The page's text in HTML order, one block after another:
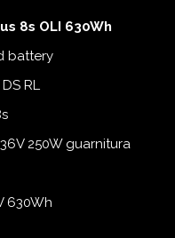
8s OLI 630Wh
battery
RL
250W guarnitura
630Wh